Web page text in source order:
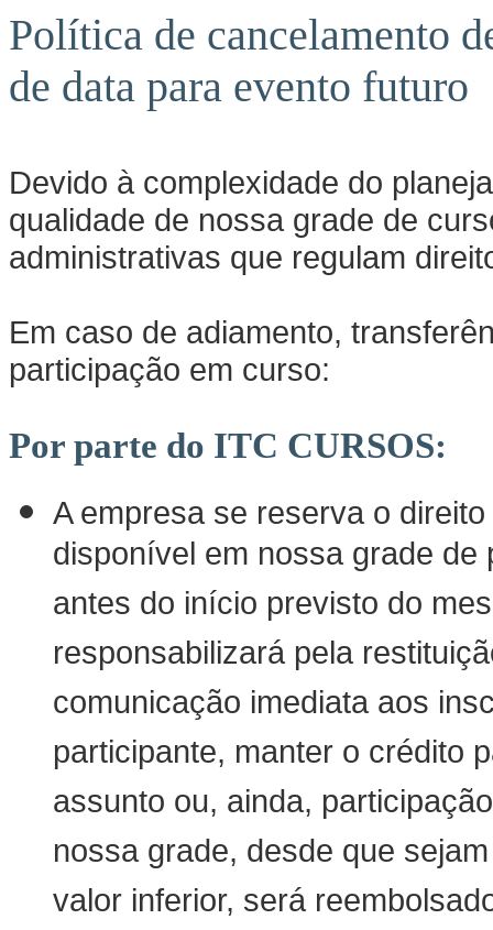
Política de cancelamento
de data para evento futuro
Devido à complexidade do
qualidade de nossa grade de
administrativas que regulam
Em caso de adiamento,
participação em curso:
Por parte do ITC CURSOS:
A empresa se reserva o
disponível em nossa grade
antes do início previsto do
responsabilizará pela
comunicação imediata aos
participante, manter o crédito
assunto ou, ainda,
nossa grade, desde que
valor inferior, será